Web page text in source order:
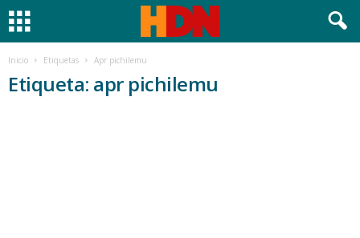
Inicio Etiquetas Apr pichilemu
Etiqueta: apr pichilemu